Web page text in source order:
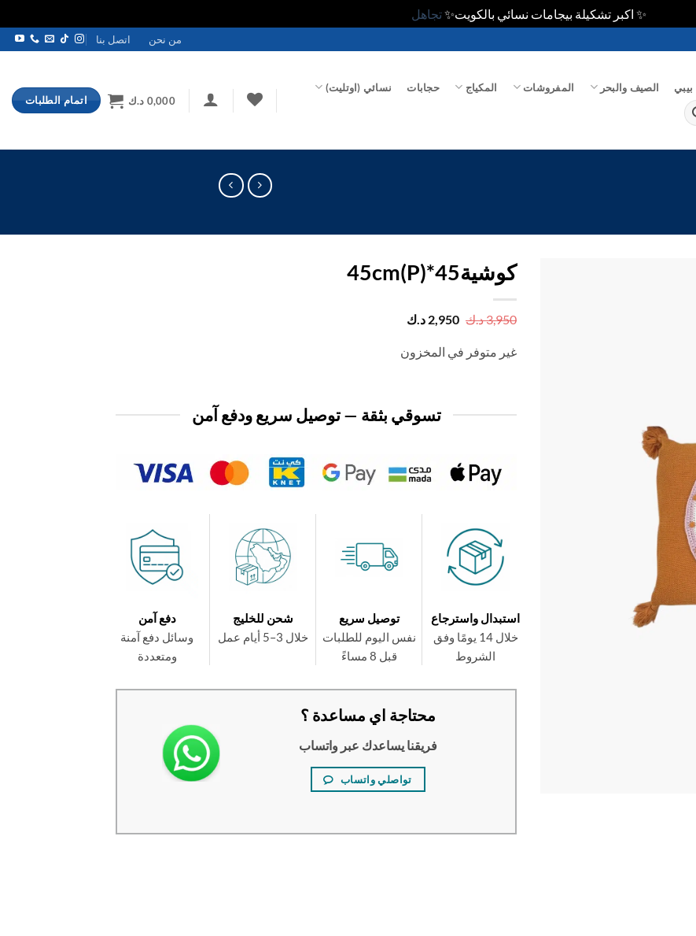
✨ اكبر تشكيلة بيجامات نسائي بالكويت✨تجاهل
من نحن اتصل بنا
بيبي الصيف والبحر المفروشات المكياج حجابات نسائي (اوتليت)
0,000 د.ك اتمام الطلبات
كوشية45*45cm(P)
3,950د.ك السعر
الأصلي
3,950 د.ك.
2,950 د.كالسعر
2,950 د.ك.غير متوفر في المخزون
تسوقي بثقة — توصيل سريع ودفع آمن
استبدال واسترجاع
خلال 14 يومًا وفق
الشروط
توصيل سريع
نفس اليوم للطلبات
قبل 8 مساءً
شحن للخليج
خلال 3–5 أيام عمل
دفع آمن
وسائل دفع آمنة
ومتعددة
محتاجة اي مساعدة ؟
فريقنا يساعدك عبر واتساب
تواصلي واتساب